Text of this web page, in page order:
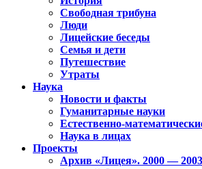
Свободная трибуна
Люди
Лицейские беседы
Семья и дети
Путешествие
Утраты
Наука
Новости и факты
Гуманитарные науки
Естественно-
Наука в лицах
Проекты
Архив «Лицея». 2000 — 2003